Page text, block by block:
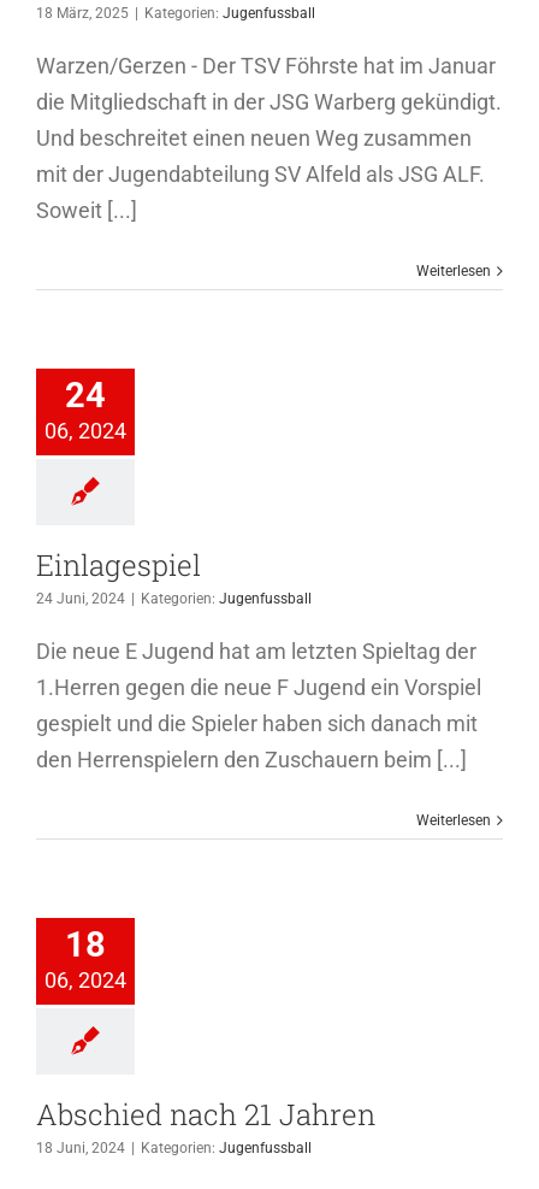
18 März, 2025 Kategorien: Jugenfussball
Warzen/Gerzen - Der TSV Föhrste hat im Januar
die Mitgliedschaft in der JSG Warberg gekündigt.
Und beschreitet einen neuen Weg zusammen
mit der Jugendabteilung SV Alfeld als JSG ALF.
Soweit [...]
Weiterlesen
24
06, 2024
Einlagespiel
24 Juni, 2024 Kategorien: Jugenfussball
Die neue E Jugend hat am letzten Spieltag der
1.Herren gegen die neue F Jugend ein Vorspiel
gespielt und die Spieler haben sich danach mit
den Herrenspielern den Zuschauern beim [...]
Weiterlesen
18
06, 2024
nach 21
Abschied nach 21 Jahren
18 Juni, 2024 Kategorien: Jugenfussball